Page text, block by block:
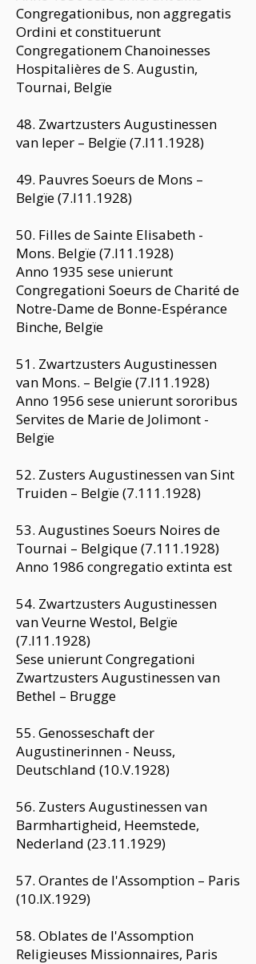
Congregationibus, non aggregatis
Ordini et constituerunt
Congregationem Chanoinesses
Hospitalières de S. Augustin,
Tournai, Belgïe
48. Zwartzusters Augustinessen
van leper – Belgïe (7.I11.1928)
49. Pauvres Soeurs de Mons –
Belgïe (7.I11.1928)
50. Filles de Sainte Elisabeth -
Mons. Belgïe (7.I11.1928)
Anno 1935 sese unierunt
Congregationi Soeurs de Charité de
Notre-Dame de Bonne-Espérance
Binche, Belgïe
51. Zwartzusters Augustinessen
van Mons. – Belgïe (7.I11.1928)
Anno 1956 sese unierunt sororibus
Servites de Marie de Jolimont -
Belgïe
52. Zusters Augustinessen van Sint
Truiden – Belgïe(7.111.1928)
53. Augustines Soeurs Noires de
Tournai – Belgique(7.111.1928)
Anno 1986 congregatio extinta est
54. Zwartzusters Augustinessen
van Veurne Westol, Belgïe
(7.I11.1928)
Sese unierunt Congregationi
Zwartzusters Augustinessen van
Bethel – Brugge
55. Genosseschaft der
Augustinerinnen - Neuss,
Deutschland (10.V.1928)
56. Zusters Augustinessen van
Barmhartigheid, Heemstede,
Nederland (23.11.1929)
57. Orantes de l'Assomption – Paris
(10.IX.1929)
58. Oblates de l'Assomption
Religieuses Missionnaires, Paris